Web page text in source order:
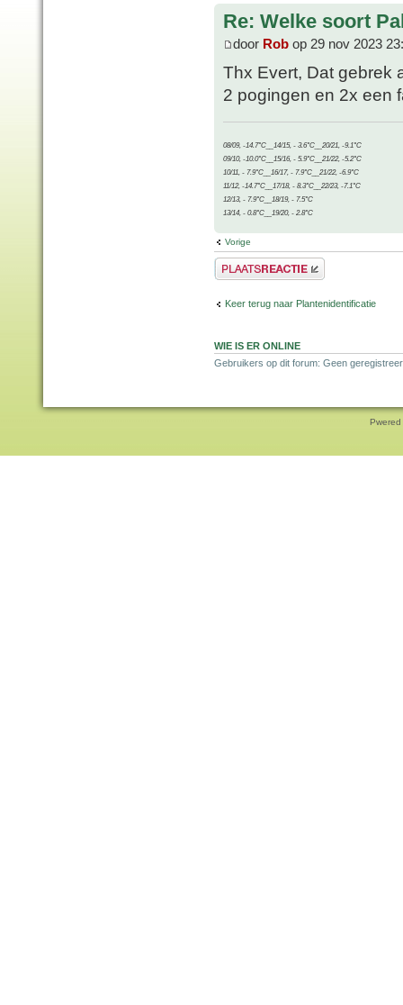
Re: Welke soort
door Rob op 29 nov 2023
Thx Evert, Dat gebrek
2 pogingen en 2x een
08/09, -14.7°C__14/15, - 3.6°C__20/21, -9.1°C
09/10, -10.0°C__15/16, - 5.9°C__21/22, -5.2°C
10/11, - 7.9°C__16/17, - 7.9°C__21/22, -6.9°C
11/12, -14.7°C__17/18, - 8.3°C__22/23, -7.1°C
12/13, - 7.9°C__18/19, - 7.5°C
13/14, - 0.8°C__19/20, - 2.8°C
Vorige
Plaats een reactie
Keer terug naar Plantenidentificatie
WIE IS ER ONLINE
Gebruikers op dit forum: Geen